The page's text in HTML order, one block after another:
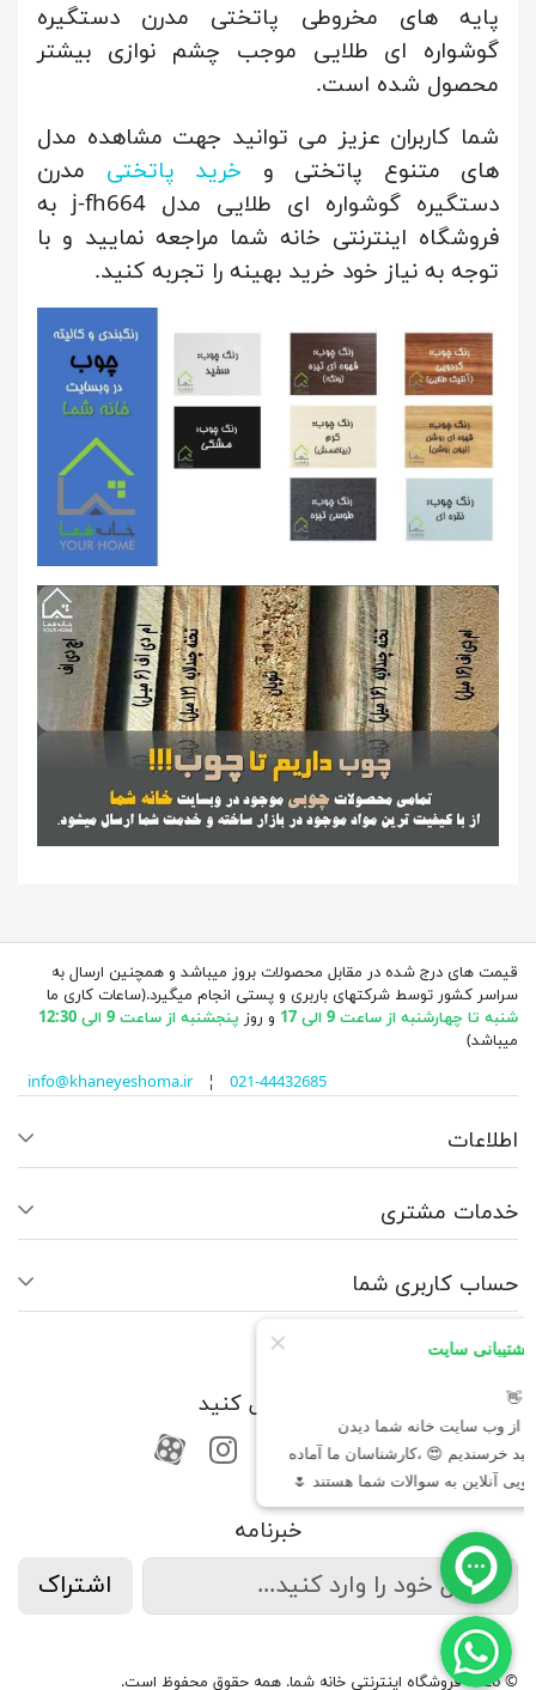
پایه های مخروطی پاتختی مدرن دستگیره
گوشواره ای طلایی موجب چشم نوازی بیشتر
محصول شده است.
شما کاربران عزیز می توانید جهت مشاهده مدل
های متنوع پاتختی و خرید پاتختی مدرن
دستگیره گوشواره ای طلایی مدل j-fh664 به
فروشگاه اینترنتی خانه شما مراجعه نمایید و با
توجه به نیاز خود خرید بهینه را تجربه کنید.
قیمت های درج شده در مقابل محصولات بروز میباشد و همچنین ارسال به
سراسر کشور توسط شرکتهای باربری و پستی انجام میگیرد.(ساعات کاری ما
شنبه تا چهارشنبه از ساعت 9 الی 17
و روز پنجشنبه از ساعت 9 الی 12:30
میباشد)
info@khaneyeshoma.ir¦ 021-44432685
اطلاعات
خدمات مشتری
حساب کاربری شما
ما را دنبال کنید
RSSفیسبوکیوتیوبکانال آپارات
کانال آپارات
خبرنامه
اشتراک
© 2026 فروشگاه اینترنتی خانه شما. همه حقوق محفوظ است.